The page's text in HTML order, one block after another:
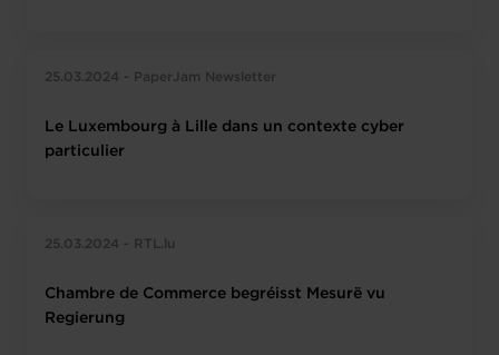
25.03.2024 - PaperJam Newsletter
Le Luxembourg à Lille dans un contexte cyber
particulier
25.03.2024 - RTL.lu
Chambre de Commerce begréisst Mesurë vu
Regierung